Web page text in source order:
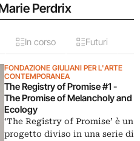
Perdrix
In corso Futuri
FONDAZIONE GIULIANI PER L'ARTE
CONTEMPORANEA
The Registry of Promise #1 -
The Promise of Melancholy and
Ecology
‘The Registry of Promise’ è un
progetto diviso in una serie di